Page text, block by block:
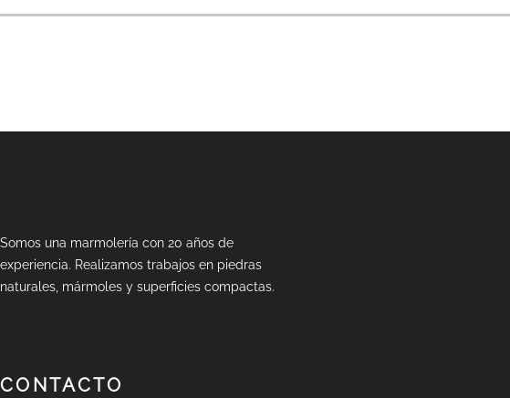
Somos una marmolería con 20 años de
experiencia. Realizamos trabajos en piedras
naturales, mármoles y superficies compactas.
CONTACTO